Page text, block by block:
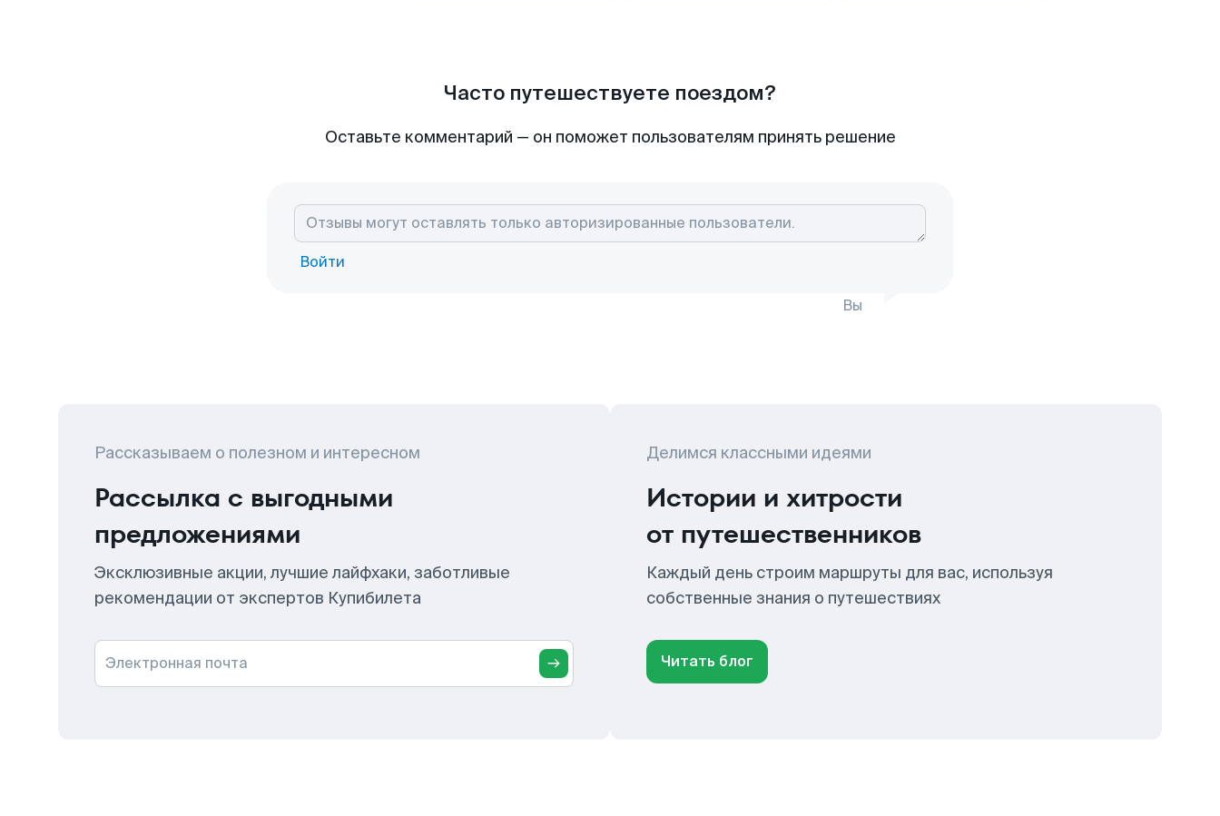
Часто путешествуете поездом?
Оставьте комментарий — он поможет пользователям принять решение
Войти
Вы
Рассказываем о полезном и интересном
Рассылка с выгодными
предложениями
Эксклюзивные акции, лучшие лайфхаки, заботливые
рекомендации от экспертов Купибилета
Электронная почта
Делимся классными идеями
Истории и хитрости
от путешественников
Каждый день строим маршруты для вас, используя
собственные знания о путешествиях
Читать блог